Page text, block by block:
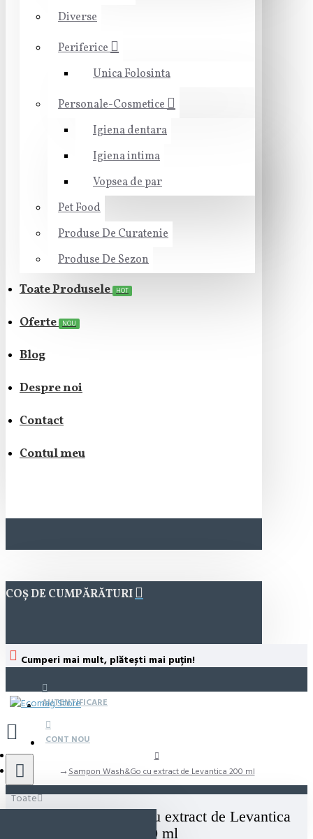
Diverse
Periferice
Unica Folosinta
Personale-Cosmetice
Igiena dentara
Igiena intima
Vopsea de par
Pet Food
Produse De Curatenie
Produse De Sezon
Toate Produsele HOT
Oferte NOU
Blog
Despre noi
Contact
Contul meu
COȘ DE CUMPĂRĂTURI
Cumperi mai mult, plătești mai puțin!
AUTENTIFICARE
CONT NOU
Toate
Sampon Wash&Go cu extract de Levantica 200 ml
Sampon Wash&Go cu extract de Levantica
200 ml